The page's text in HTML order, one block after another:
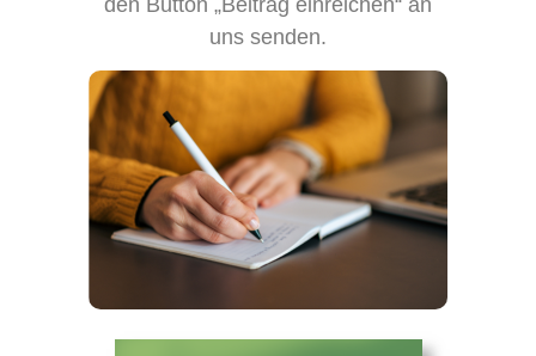
den Button „Beitrag einreichen“ an
uns senden.